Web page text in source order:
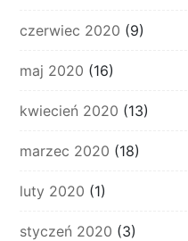
czerwiec 2020 (9)
maj 2020 (16)
kwiecień 2020 (13)
marzec 2020 (18)
luty 2020 (1)
styczeń 2020 (3)